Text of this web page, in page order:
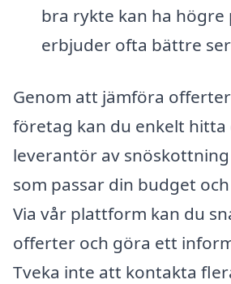
bra rykte kan ha högre
erbjuder ofta bättre
Genom att jämföra
företag kan du enkelt hitta
leverantör av snöskottning
som passar din budget
Via vår plattform kan du
offerter och göra ett
Tveka inte att kontakta